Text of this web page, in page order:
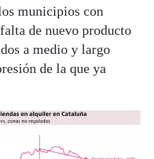
municipios con
de nuevo producto
a medio y largo
de la que ya